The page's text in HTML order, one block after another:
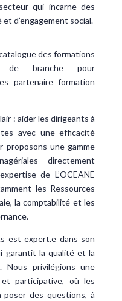
qui incarne des
d’engagement social.
des formations
de branche pour
partenaire formation
: aider les dirigeants à
avec une efficacité
proposons une gamme
directement
de L’OCEANE
les Ressources
la comptabilité et les
est expert.e dans son
garantit la qualité et la
Nous privilégions une
et participative, où les
des questions, à